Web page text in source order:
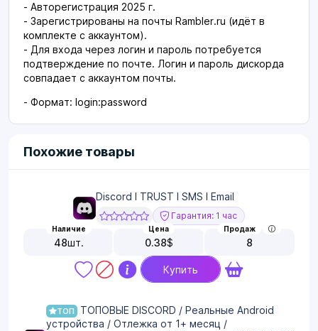
- Авторегистрация 2025 г.
- Зарегистрированы на почты Rambler.ru (идёт в
комплекте с аккаунтом).
- Для входа через логин и пароль потребуется
подтверждение по почте. Логин и пароль дискорда
совпадает с аккаунтом почты.
- Формат: login:password
Похожие товары
Discord I TRUST I SMS I Email
Гарантия: 1 час
Наличие
48шт.
Цена
0.38$
Продаж
8
Купить
ТОП
ТОПОВЫЕ DISCORD / Реальные Android
устройства / Отлежка от 1+ месяц /